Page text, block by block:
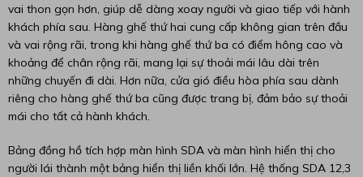
vai thon gọn hơn, giúp dễ dàng xoay người và giao tiếp với hành
khách phía sau. Hàng ghế thứ hai cung cấp không gian trên đầu
và vai rộng rãi, trong khi hàng ghế thứ ba có điểm hông cao và
khoảng để chân rộng rãi, mang lại sự thoải mái lâu dài trên
những chuyến đi dài. Hơn nữa, cửa gió điều hòa phía sau dành
riêng cho hàng ghế thứ ba cũng được trang bị, đảm bảo sự thoải
mái cho tất cả hành khách.
Bảng đồng hồ tích hợp màn hình SDA và màn hình hiển thị cho
người lái thành một bảng hiển thị liền khối lớn. Hệ thống SDA 12,3